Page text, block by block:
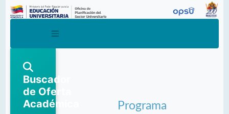
Buscador
de Oferta
Académica
Programa